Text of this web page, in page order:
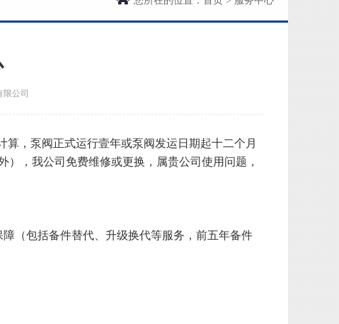
公司
，泵阀正式运行壹年或泵阀发运日期起十二个月
，我公司免费维修或更换，属贵公司使用问题，
（包括备件替代、升级换代等服务，前五年备件